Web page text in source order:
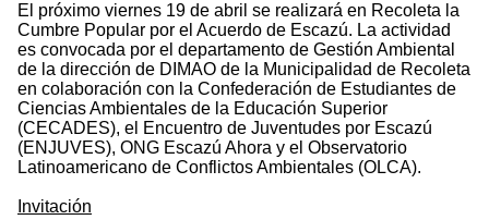
El próximo viernes 19 de abril se realizará en Recoleta la
Cumbre Popular por el Acuerdo de Escazú. La actividad
es convocada por el departamento de Gestión Ambiental
de la dirección de DIMAO de la Municipalidad de Recoleta
en colaboración con la Confederación de Estudiantes de
Ciencias Ambientales de la Educación Superior
(CECADES), el Encuentro de Juventudes por Escazú
(ENJUVES), ONG Escazú Ahora y el Observatorio
Latinoamericano de Conflictos Ambientales (OLCA).
Invitación